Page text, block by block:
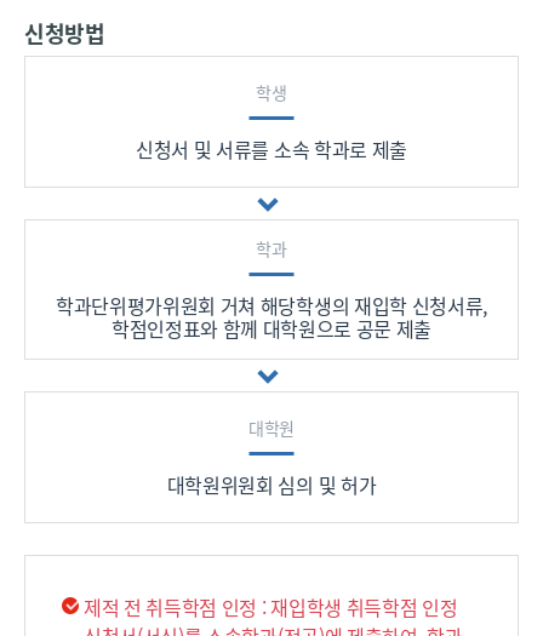
신청방법
학생
신청서 및 서류를 소속 학과로 제출
학과
학과단위평가위원회 거쳐 해당학생의 재입학 신청서류,
학점인정표와 함께 대학원으로 공문 제출
대학원
대학원위원회 심의 및 허가
제적 전 취득학점 인정 : 재입학생 취득학점 인정